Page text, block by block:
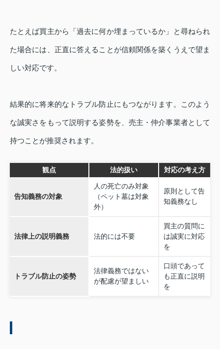
たとえば買主から「過去に何か埋まっているか」と尋ねられ
た場合には、正直に答えることが信頼関係を築くうえで望ま
しい対応です。
結果的に将来的なトラブル防止にもつながります。このよう
な誠実さをもって説明する姿勢を、売主・仲介事業者として
持つことが推奨されます。
観点 法的扱い 対応の考え方
告知義務の対象
人の死亡のみ対象
（ペット墓は対象
外）
原則として告
知義務なし
法律上の説明義務 法的には不要
買主の質問に
は誠実に対応
を
トラブル防止の姿勢
法律義務ではない
が配慮が望ましい
口頭であって
も正直に説明
を